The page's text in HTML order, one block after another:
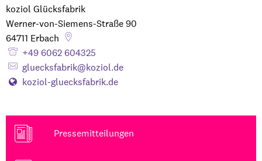
koziol Glücksfabrik
Werner-von-Siemens-Straße 90
64711 Erbach
+49 6062 604325
gluecksfabrik@koziol.de
koziol-gluecksfabrik.de
Pressemitteilungen